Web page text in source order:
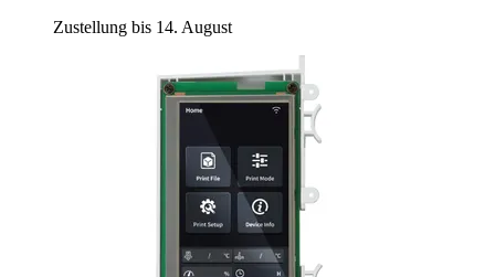
Zustellung bis 14. August